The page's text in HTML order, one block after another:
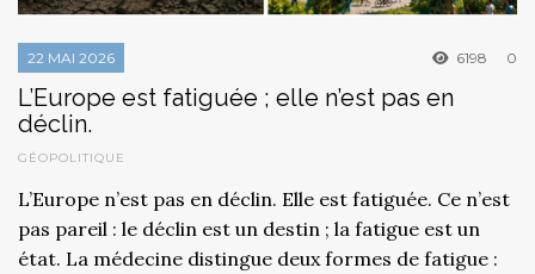
22 MAI 2026 6198 0
L’Europe est fatiguée ; elle n’est pas en
déclin.
GÉOPOLITIQUE
L’Europe n’est pas en déclin. Elle est fatiguée. Ce n’est
pas pareil : le déclin est un destin ; la fatigue est un
état. La médecine distingue deux formes de fatigue :